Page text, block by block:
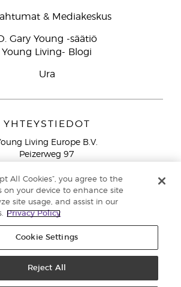
& Mediakeskus
Gary Young -säätiö
Young Living- Blogi
Ura
YHTEYSTIEDOT
Living Europe B.V.
Peizerweg 97
Netherlands
lankanumeroista Suomesta
913 239
|Yksityisyydensuoja
All Cookies”, you agree to the
on your device to enhance site
site usage, and assist in our
Privacy Policy
Cookie Settings
Reject All